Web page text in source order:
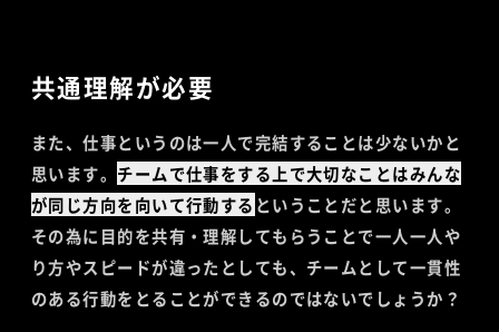
共通理解が必要
また、仕事というのは一人で完結することは少ないかと
思います。 チームで仕事をする上で大切なことはみんな
が同じ方向を向いて行動する ということだと思います。
その為に目的を共有・理解してもらうことで一人一人や
り方やスピードが違ったとしても、チームとして一貫性
のある行動をとることができるのではないでしょうか？